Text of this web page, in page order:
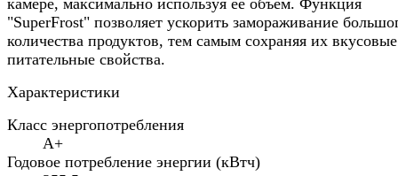
"SuperFrost" позволяет ускорить замораживание
количества продуктов, тем самым сохраняя их
питательные свойства.
Характеристики
Класс энергопотребления
A+
Годовое потребление энергии (кВтч)